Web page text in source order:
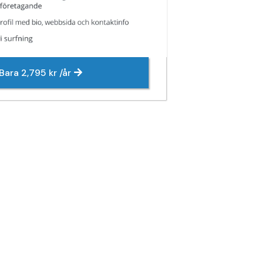
Bara 2,795 kr /år